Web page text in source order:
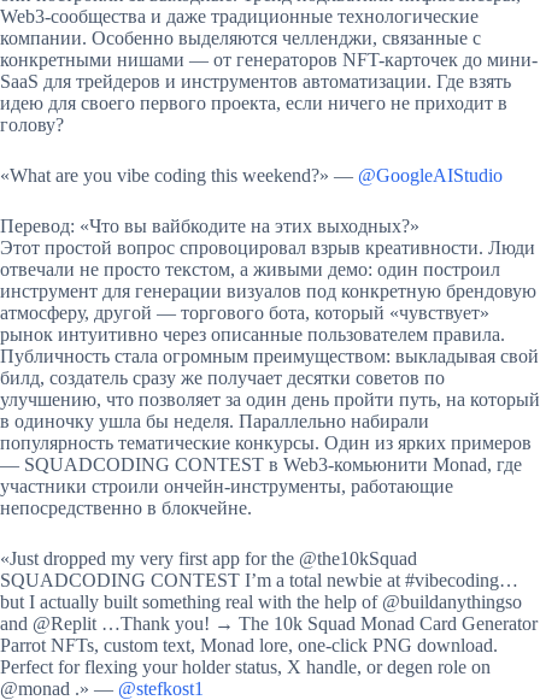
Web3-сообщества и даже традиционные технологические
компании. Особенно выделяются челленджи, связанные с
конкретными нишами — от генераторов NFT-карточек до мини-
SaaS для трейдеров и инструментов автоматизации. Где взять
идею для своего первого проекта, если ничего не приходит в
голову?
«What are you vibe coding this weekend?» — @GoogleAIStudio
Перевод: «Что вы вайбкодите на этих выходных?»
Этот простой вопрос спровоцировал взрыв креативности. Люди
отвечали не просто текстом, а живыми демо: один построил
инструмент для генерации визуалов под конкретную брендовую
атмосферу, другой — торгового бота, который «чувствует»
рынок интуитивно через описанные пользователем правила.
Публичность стала огромным преимуществом: выкладывая свой
билд, создатель сразу же получает десятки советов по
улучшению, что позволяет за один день пройти путь, на который
в одиночку ушла бы неделя. Параллельно набирали
популярность тематические конкурсы. Один из ярких примеров
— SQUADCODING CONTEST в Web3-комьюнити Monad, где
участники строили ончейн-инструменты, работающие
непосредственно в блокчейне.
«Just dropped my very first app for the @the10kSquad
SQUADCODING CONTEST I’m a total newbie at #vibecoding…
but I actually built something real with the help of @buildanythingso
and @Replit …Thank you! → The 10k Squad Monad Card Generator
Parrot NFTs, custom text, Monad lore, one-click PNG download.
Perfect for flexing your holder status, X handle, or degen role on
@monad .» — @stefkost1